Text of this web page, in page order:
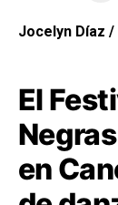
Jocelyn Díaz
El
en